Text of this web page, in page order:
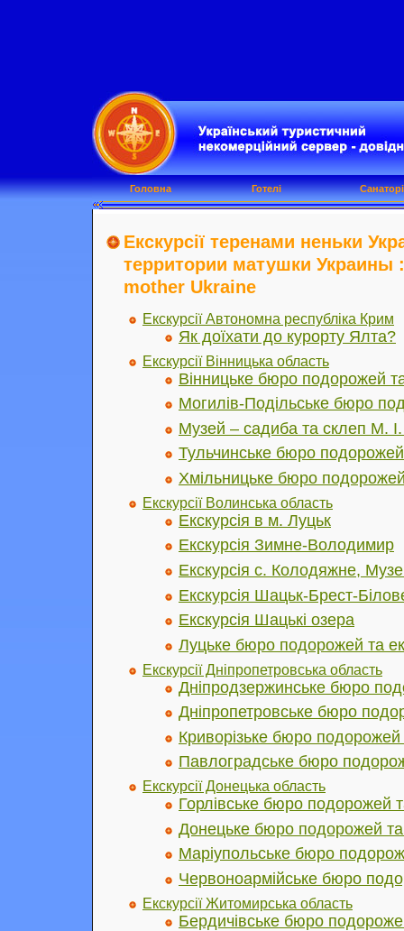
Екскурсії теренами неньки
территории матушки Украины
mother Ukraine
Екскурсії Автономна республіка Крим
Як доїхати до курорту Ялта?
Екскурсії Вінницька область
Вінницьке бюро подорожей та
Могилів-Подільське бюро
Музей – садиба та склеп М.
Тульчинське бюро подорожей
Хмільницьке бюро подорожей
Екскурсії Волинська область
Екскурсія в м. Луцьк
Екскурсія Зимне-Володимир
Екскурсія с. Колодяжне,
Екскурсія Шацьк-Брест-
Екскурсія Шацькі озера
Луцьке бюро подорожей та
Екскурсії Дніпропетровська область
Дніпродзержинське бюро
Дніпропетровське бюро
Криворізьке бюро подорожей
Павлоградське бюро
Екскурсії Донецька область
Горлівське бюро подорожей
Донецьке бюро подорожей та
Маріупольське бюро
Червоноармійське бюро
Екскурсії Житомирська область
Бердичівське бюро
Головна Готелі